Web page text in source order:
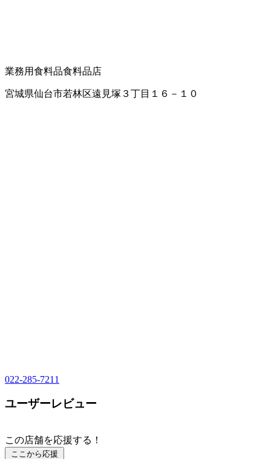
業務用食料品食料品店
宮城県仙台市若林区遠見塚３丁目１６－１０
022-285-7211
ユーザーレビュー
この店舗を応援する！
ここから応援